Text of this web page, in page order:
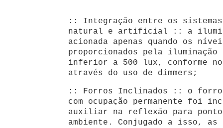
:: Integração entre os
natural e artificial :: a
acionada apenas quando os
proporcionados pela
inferior a 500 lux, conforme
através do uso de dimmers;
:: Forros Inclinados :: o forro
com ocupação permanente foi
auxiliar na reflexão para
ambiente. Conjugado a isso,